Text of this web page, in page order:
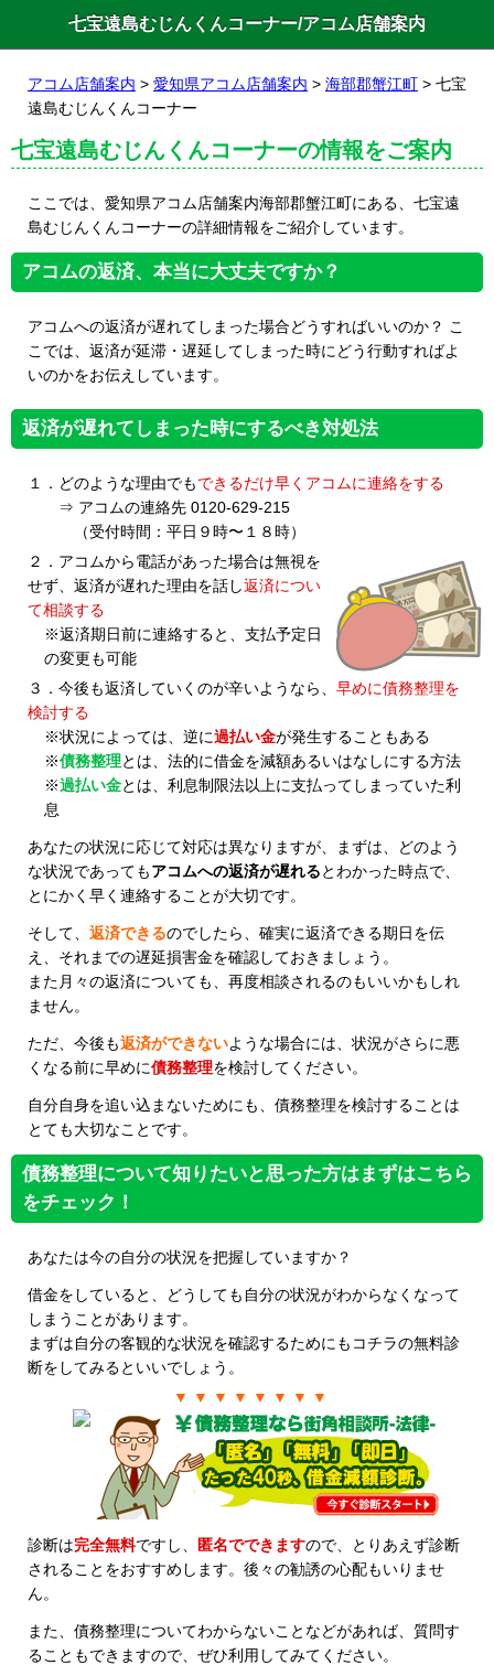
七宝遠島むじんくんコーナー/アコム店舗案内
アコム店舗案内 > 愛知県アコム店舗案内 > 海部郡蟹江町 > 七宝
遠島むじんくんコーナー
七宝遠島むじんくんコーナーの情報をご案内
ここでは、愛知県アコム店舗案内海部郡蟹江町にある、七宝遠
島むじんくんコーナーの詳細情報をご紹介しています。
アコムの返済、本当に大丈夫ですか？
アコムへの返済が遅れてしまった場合どうすればいいのか？ こ
こでは、返済が延滞・遅延してしまった時にどう行動すればよ
いのかをお伝えしています。
返済が遅れてしまった時にするべき対処法
１．どのような理由でもできるだけ早くアコムに連絡をする
⇒ アコムの連絡先 0120-629-215
（受付時間：平日９時〜１８時）
２．アコムから電話があった場合は無視を
せず、返済が遅れた理由を話し返済につい
て相談する
※返済期日前に連絡すると、支払予定日
の変更も可能
３．今後も返済していくのが辛いようなら、 早めに債務整理を
検討する
※状況によっては、逆に過払い金が発生することもある
※債務整理とは、法的に借金を減額あるいはなしにする方法
※過払い金とは、利息制限法以上に支払ってしまっていた利
息
あなたの状況に応じて対応は異なりますが、まずは、どのよう
な状況であってもアコムへの返済が遅れるとわかった時点で、
とにかく早く連絡することが大切です。
そして、 返済できるのでしたら、確実に返済できる期日を伝
え、それまでの遅延損害金を確認しておきましょう。
また月々の返済についても、再度相談されるのもいいかもしれ
ません。
ただ、今後も返済ができないような場合には、状況がさらに悪
くなる前に早めに債務整理を検討してください。
自分自身を追い込まないためにも、債務整理を検討することは
とても大切なことです。
債務整理について知りたいと思った方はまずはこちら
をチェック！
あなたは今の自分の状況を把握していますか？
借金をしていると、どうしても自分の状況がわからなくなって
しまうことがあります。
まずは自分の客観的な状況を確認するためにもコチラの無料診
断をしてみるといいでしょう。
▼ ▼ ▼ ▼ ▼ ▼ ▼ ▼
診断は完全無料ですし、 匿名でできますので、とりあえず診断
されることをおすすめします。後々の勧誘の心配もいりませ
ん。
また、債務整理についてわからないことなどがあれば、質問す
ることもできますので、ぜひ利用してみてください。